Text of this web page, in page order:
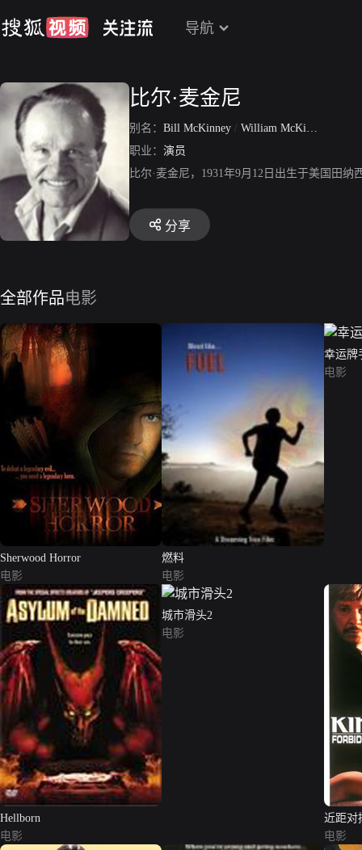
导航
比尔·麦金尼
别名： Bill McKinney / William McKinney
职业： 演员
比尔·麦金尼，1931年9月12日出生于美国田
分享
全部作品电影
Sherwood Horror
电影
燃料
电影
幸运牌
电影
Hellborn
电影
城市滑头2
电影
近距对
电影